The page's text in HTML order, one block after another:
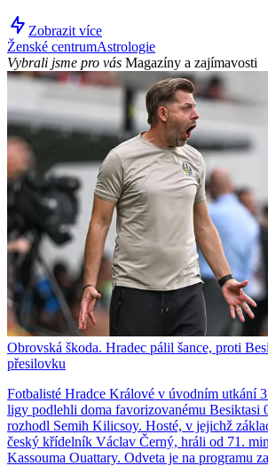
Zobrazit více
Ženské centrumAstrologie
Vybrali jsme pro vás Magazíny a zajímavosti
Obrovská škoda. Hradec pálil šance, proti
přesilovku
Fotbalisté Hradce Králové v úvodním utkání
ligy podlehli doma favorizovanému Besiktasi
rozhodl Semih Kilicsoy. Hosté, v jejichž
český křídelník Václav Černý, hráli od 71.
Kassouma Ouattary. Odveta je na programu